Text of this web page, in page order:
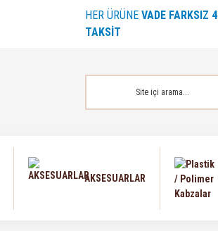
HER ÜRÜNE VADE FARKSIZ 4
TAKSİT
AKSESUARLAR